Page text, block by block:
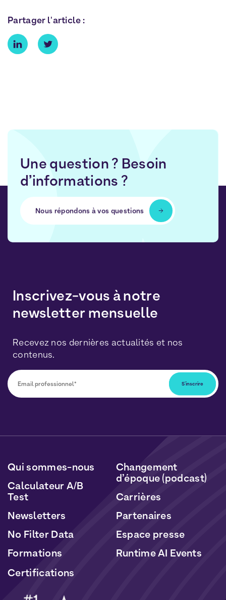
Partager l'article :
Une question ? Besoin
d’informations ?
Nous répondons à vos questions
Inscrivez-vous à notre
newsletter mensuelle
Recevez nos dernières actualités et nos
contenus.
données seront traitées conformément à notre
et deCookies
Qui sommes-nous
Calculateur A/B
Test
Newsletters
No Filter Data
Formations
Changement
d’époque (podcast)
Carrières
Partenaires
Espace presse
Runtime AI Events
Certifications